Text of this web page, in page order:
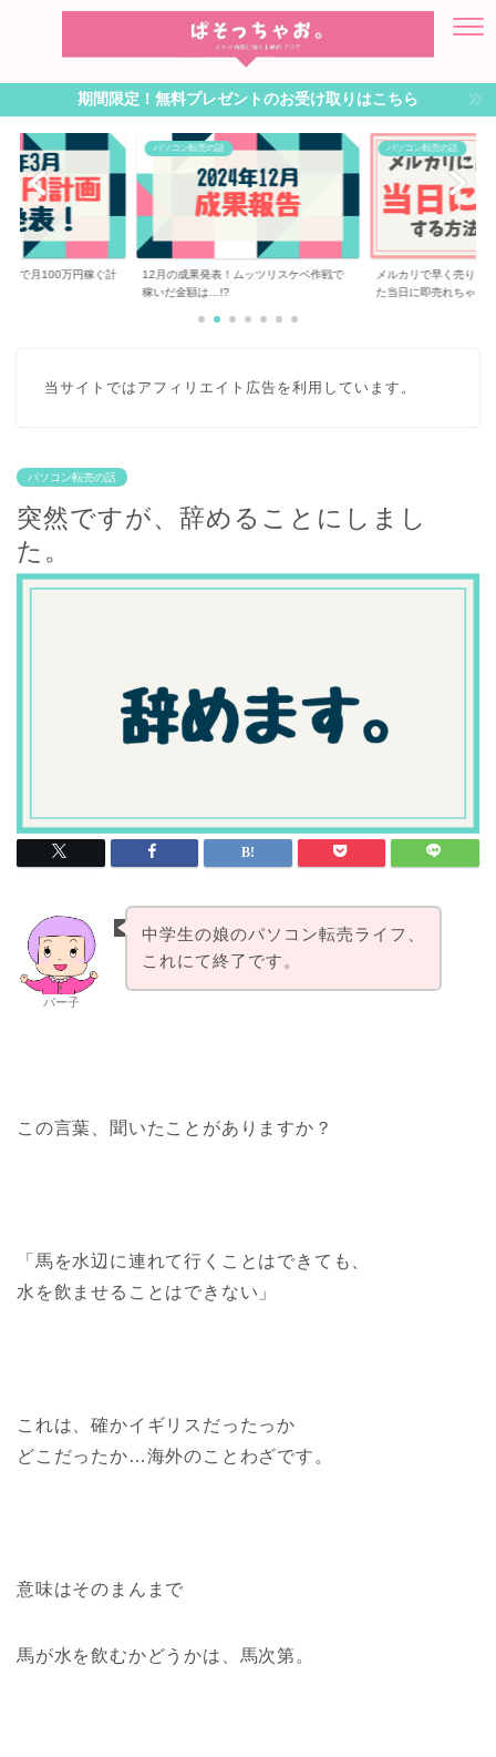
期間限定！無料プレゼントのお受け取りはこちら
売で月100万円稼ぐ計
パソコン転売の話
12月の成果発表！ムッツリスケベ作戦で
稼いだ金額は…!?
パソコン転売の話
メルカリで早く売りた
た当日に即売れちゃ...
当サイトではアフィリエイト広告を利用しています。
パソコン転売の話
突然ですが、辞めることにしまし
た。
パー子
中学生の娘のパソコン転売ライフ、
これにて終了です。
この言葉、聞いたことがありますか？
「馬を水辺に連れて行くことはできても、
水を飲ませることはできない」
これは、確かイギリスだったっか
どこだったか…海外のことわざです。
意味はそのまんまで
馬が水を飲むかどうかは、馬次第。